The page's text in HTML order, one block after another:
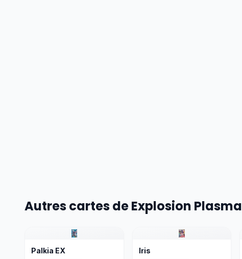
Autres cartes de Explosion Plasma
Palkia EX Iris